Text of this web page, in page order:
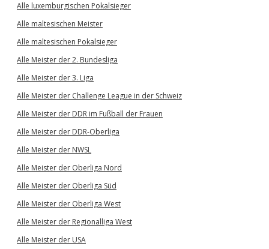
Alle luxemburgischen Pokalsieger
Alle maltesischen Meister
Alle maltesischen Pokalsieger
Alle Meister der 2. Bundesliga
Alle Meister der 3. Liga
Alle Meister der Challenge League in der Schweiz
Alle Meister der DDR im Fußball der Frauen
Alle Meister der DDR-Oberliga
Alle Meister der NWSL
Alle Meister der Oberliga Nord
Alle Meister der Oberliga Süd
Alle Meister der Oberliga West
Alle Meister der Regionalliga West
Alle Meister der USA